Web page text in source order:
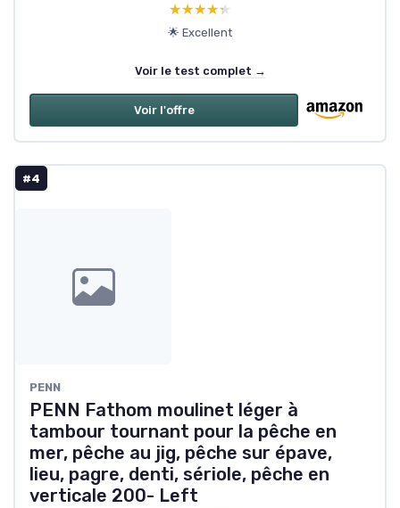
★★★★★
★★★★★
🌟 Excellent
Voir le test complet →
Voir l'offre
#4
PENN
PENN Fathom moulinet léger à
tambour tournant pour la pêche en
mer, pêche au jig, pêche sur épave,
lieu, pagre, denti, sériole, pêche en
verticale 200- Left